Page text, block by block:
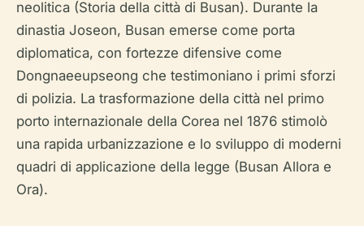
neolitica (Storia della città di Busan). Durante la
dinastia Joseon, Busan emerse come porta
diplomatica, con fortezze difensive come
Dongnaeeupseong che testimoniano i primi sforzi
di polizia. La trasformazione della città nel primo
porto internazionale della Corea nel 1876 stimolò
una rapida urbanizzazione e lo sviluppo di moderni
quadri di applicazione della legge (Busan Allora e
Ora).